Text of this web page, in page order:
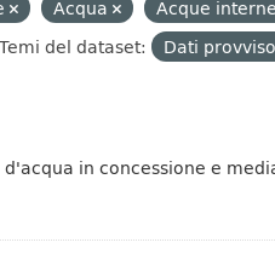
Acqua Acque interne
Temi del dataset: Dati
in concessione e